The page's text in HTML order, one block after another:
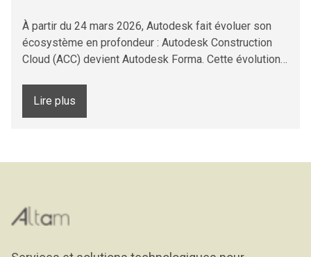
À partir du 24 mars 2026, Autodesk fait évoluer son
écosystème en profondeur : Autodesk Construction
Cloud (ACC) devient Autodesk Forma. Cette évolution…
Lire plus